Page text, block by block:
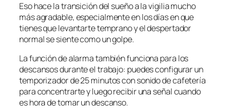
Eso hace la transición del sueño a la vigilia mucho
más agradable, especialmente en los días en que
tienes que levantarte temprano y el despertador
normal se siente como un golpe.
La función de alarma también funciona para los
descansos durante el trabajo: puedes configurar un
temporizador de 25 minutos con sonido de cafetería
para concentrarte y luego recibir una señal cuando
es hora de tomar un descanso.